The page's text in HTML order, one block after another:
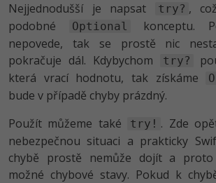
Nejjednodušší je napsat
try? ,
podobné
Optional
konceptu.
nepovede, tak se prostě nic
pokračuje dál. Kdybychom
try?
která vrací hodnotu, tak získáme
bude v případě chyby prázdný.
Použít můžeme také
try! . Zde
nebezpečnou situaci a prakticky
chybě prostě nemůže dojít a proto
možné chybové stavy. Pokud k